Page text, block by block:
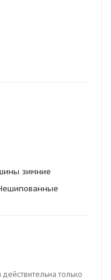
зимние
только